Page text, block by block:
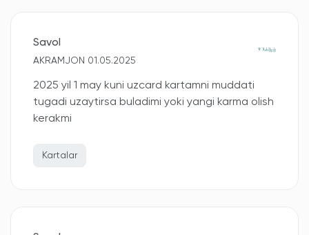
Savol
AKRAMJON 01.05.2025
2025 yil 1 may kuni uzcard kartamni muddati
tugadi uzaytirsa buladimi yoki yangi karma olish
kerakmi
Kartalar